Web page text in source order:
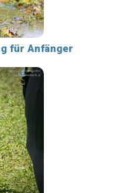
für Anfänger